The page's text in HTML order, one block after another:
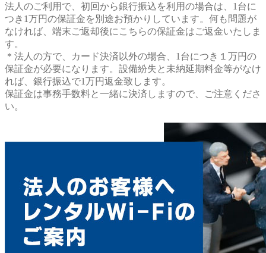
法人のご利用で、初回から銀行振込を利用の場合は、1台に
つき1万円の保証金を別途お預かりしています。何も問題が
なければ、端末ご返却後にこちらの保証金はご返金いたしま
す。
＊法人の方で、カード決済以外の場合、1台につき１万円の
保証金が必要になります。設備紛失と未納延期料金等がなけ
れば、銀行振込で1万円返金致します。
保証金は事務手数料と一緒に決済しますので、ご注意くださ
い。